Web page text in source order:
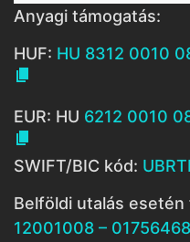
Anyagi támogatás:
HUF: HU 8312 0010

EUR: HU 6212 0010

SWIFT/BIC kód:
Belföldi utalás
12001008 –